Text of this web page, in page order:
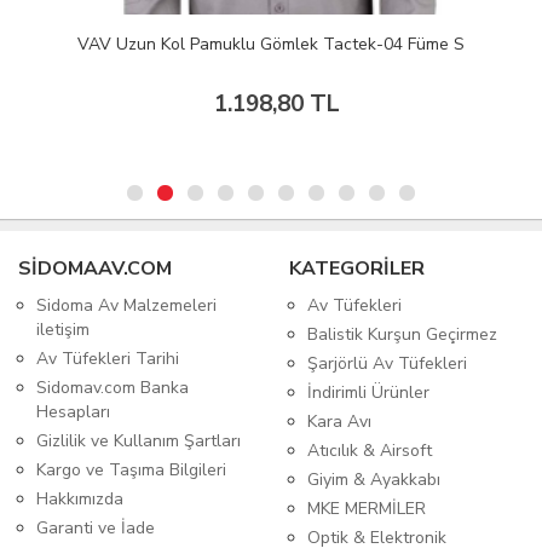
VAV Uzun Kol Pamuklu Gömlek Tactek-04 Füme S
1.198,80 TL
SIDOMAAV.COM
Sidoma Av Malzemeleri
iletişim
Av Tüfekleri Tarihi
Sidomav.com Banka
Hesapları
Gizlilik ve Kullanım Şartları
Kargo ve Taşıma Bilgileri
Hakkımızda
Garanti ve İade
KATEGORİLER
Av Tüfekleri
Balistik Kurşun Geçirmez
Şarjörlü Av Tüfekleri
İndirimli Ürünler
Kara Avı
Atıcılık & Airsoft
Giyim & Ayakkabı
MKE MERMİLER
Optik & Elektronik